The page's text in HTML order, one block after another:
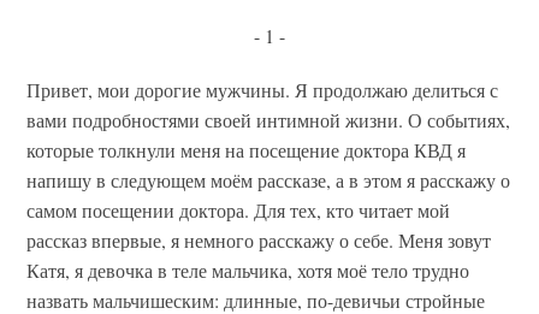
- 1 -
Привет, мои дорогие мужчины. Я продолжаю делиться с
вами подробностями своей интимной жизни. О событиях,
которые толкнули меня на посещение доктора КВД я
напишу в следующем моём рассказе, а в этом я расскажу о
самом посещении доктора. Для тех, кто читает мой
рассказ впервые, я немного расскажу о себе. Меня зовут
Катя, я девочка в теле мальчика, хотя моё тело трудно
назвать мальчишеским: длинные, по-девичьи стройные